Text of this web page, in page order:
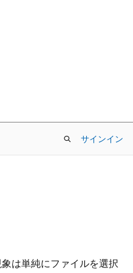
サインイン
は単純にファイルを選択